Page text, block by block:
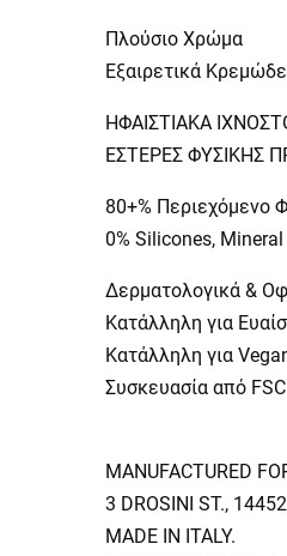
Πλούσιο Χρώμα
Εξαιρετικά
ΗΦΑΙΣΤΙΑΚΑ
ΕΣΤΕΡΕΣ ΦΥΣΙΚΗΣ
80+% Περιεχόμενο
0% Silicones,
Δερματολογικά &
Κατάλληλη για
Κατάλληλη για
Συσκευασία από
MANUFACTURED
3 DROSINI ST.,
MADE IN ITALY.